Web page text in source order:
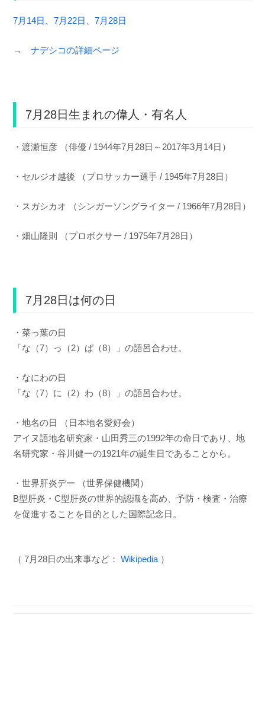
7月14日 7月22日 7月28日
→ ナデシコの詳細ページ
7月28日生まれの偉人・有名人
・渡瀬恒彦 （俳優 / 1944年7月28日～2017年3月14日）
・セルジオ越後 （プロサッカー選手 / 1945年7月28日）
・スガシカオ （シンガーソングライター / 1966年7月28日）
・畑山隆則 （プロボクサー / 1975年7月28日）
7月28日は何の日
・菜っ葉の日
「な（7）っ（2）ぱ（8）」の語呂合わせ。
・なにわの日
「な（7）に（2）わ（8）」の語呂合わせ。
・地名の日 （日本地名愛好会）
アイヌ語地名研究家・山田秀三の1992年の命日であり、地
名研究家・谷川健一の1921年の誕生日であることから。
・世界肝炎デー （世界保健機関）
B型肝炎・C型肝炎の世界的認識を高め、予防・検査・治療
を促進することを目的とした国際記念日。
（ 7月28日の出来事など： Wikipedia ）